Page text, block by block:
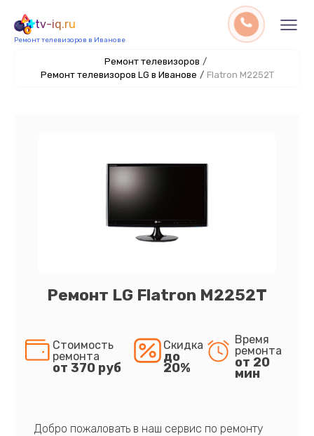
tv-iq.ru
Ремонт телевизоров в Иванове
Ремонт телевизоров /
Ремонт телевизоров LG в Иванове / Flatron M2252T
Ремонт LG Flatron M2252T
Стоимость
ремонта
от 370 руб
Скидка
до
20%
Время
ремонта
от 20
мин
Добро пожаловать в наш сервис по ремонту